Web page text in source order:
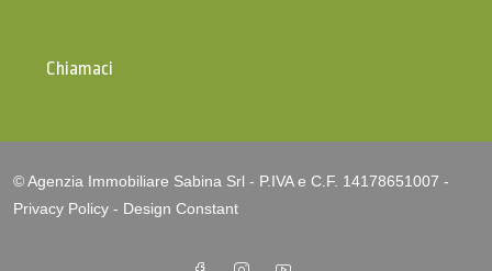
Chiamaci
© Agenzia Immobiliare Sabina Srl - P.IVA e C.F. 14178651007 -
Privacy Policy - Design Constant